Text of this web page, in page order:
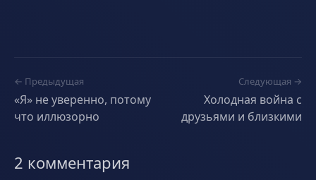
← Предыдущая
«Я» не уверенно, потому
что иллюзорно
Следующая →
Холодная война с
друзьями и близкими
2 комментария